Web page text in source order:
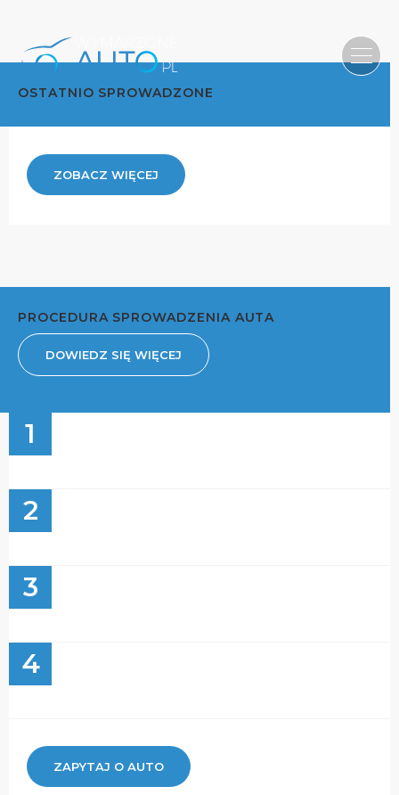
OSTATNIO SPROWADZONE
ZOBACZ WIĘCEJ
PROCEDURA SPROWADZENIA AUTA
DOWIEDZ SIĘ WIĘCEJ
1
2
3
4
ZAPYTAJ O AUTO